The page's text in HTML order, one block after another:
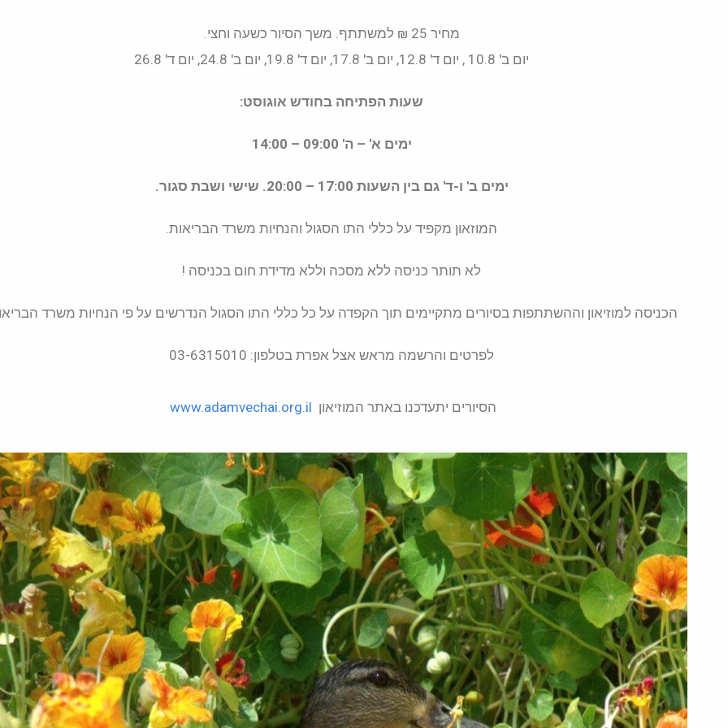
מחיר 25 ₪ למשתתף. משך הסיור כשעה וחצי.
יום ב' 10.8 , יום ד' 12.8, יום ב' 17.8, יום ד' 19.8, יום ב' 24.8, יום ד' 26.8
שעות הפתיחה בחודש אוגוסט:
ימים א' – ה' 09:00 – 14:00
ימים ב' ו-ד' גם בין השעות 17:00 – 20:00. שישי ושבת סגור.
המוזאון מקפיד על כללי התו הסגול והנחיות משרד הבריאות.
לא תותר כניסה ללא מסכה וללא מדידת חום בכניסה !
הכניסה למוזיאון וההשתתפות בסיורים מתקיימים תוך הקפדה על כל כללי התו הסגול הנדרשים על פי הנחיות משרד
לפרטים והרשמה מראש אצל אפרת בטלפון: 03-6315010
הסיורים יתעדכנו באתר המוזיאון www.adamvechai.org.il